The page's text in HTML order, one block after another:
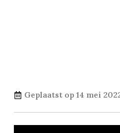
Geplaatst op 14 mei